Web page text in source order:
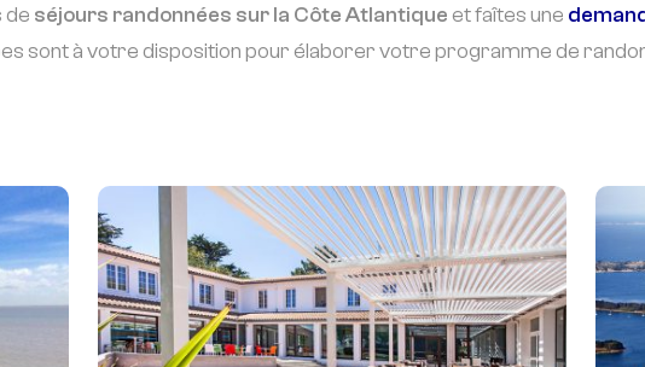
de séjours randonnées sur la Côte Atlantique et faîtes une
sont à votre disposition pour élaborer votre programme de